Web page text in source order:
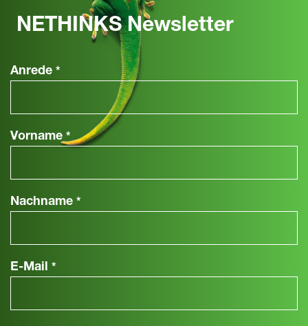
NETHINKS Newsletter
Anrede *
Vorname *
Nachname *
E-Mail *